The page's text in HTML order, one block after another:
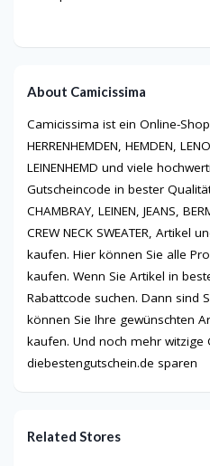
About Camicissima
Camicissima ist ein Online-
HERRENHEMDEN, HEMDEN,
LEINENHEMD und viele
Gutscheincode in bester
CHAMBRAY, LEINEN, JEANS,
CREW NECK SWEATER,
kaufen. Hier können Sie alle
kaufen. Wenn Sie Artikel in
Rabattcode suchen. Dann sind
können Sie Ihre gewünschten
kaufen. Und noch mehr witzige
diebestengutschein.de sparen
Related Stores